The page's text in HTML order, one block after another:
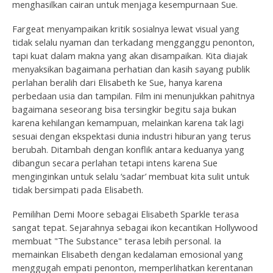
menghasilkan cairan untuk menjaga kesempurnaan Sue.
Fargeat menyampaikan kritik sosialnya lewat visual yang
tidak selalu nyaman dan terkadang mengganggu penonton,
tapi kuat dalam makna yang akan disampaikan. Kita diajak
menyaksikan bagaimana perhatian dan kasih sayang publik
perlahan beralih dari Elisabeth ke Sue, hanya karena
perbedaan usia dan tampilan. Film ini menunjukkan pahitnya
bagaimana seseorang bisa tersingkir begitu saja bukan
karena kehilangan kemampuan, melainkan karena tak lagi
sesuai dengan ekspektasi dunia industri hiburan yang terus
berubah. Ditambah dengan konflik antara keduanya yang
dibangun secara perlahan tetapi intens karena Sue
menginginkan untuk selalu ‘sadar’ membuat kita sulit untuk
tidak bersimpati pada Elisabeth.
Pemilihan Demi Moore sebagai Elisabeth Sparkle terasa
sangat tepat. Sejarahnya sebagai ikon kecantikan Hollywood
membuat "The Substance" terasa lebih personal. Ia
memainkan Elisabeth dengan kedalaman emosional yang
menggugah empati penonton, memperlihatkan kerentanan